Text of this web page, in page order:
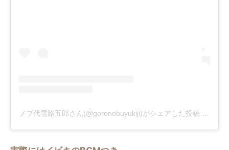
ノブ代雪路五郎さん(@goronobuyukiji)がシェアした投稿